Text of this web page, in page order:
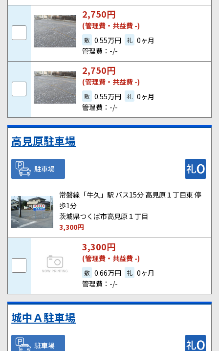
2,750円
(管理費・共益費 -)
敷 0.55万円 礼 0ヶ月
管理費：-/-
2,750円
(管理費・共益費 -)
敷 0.55万円 礼 0ヶ月
管理費：-/-
高見原駐車場
駐車場
常磐線「牛久」駅 バス15分 高見原１丁目東 停
歩1分
茨城県つくば市高見原１丁目
3,300円
3,300円
(管理費・共益費 -)
敷 0.66万円 礼 0ヶ月
管理費：-/-
城中Ａ駐車場
駐車場